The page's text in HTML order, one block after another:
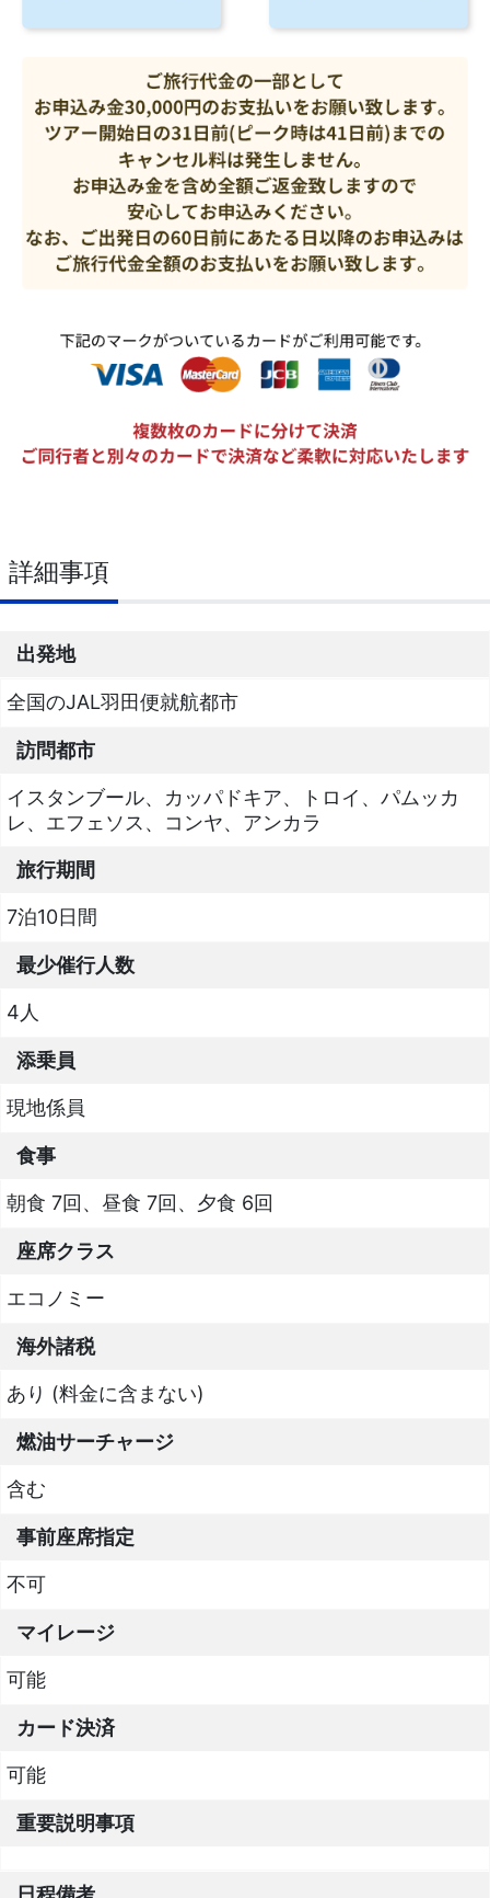
詳細事項
出発地
全国のJAL羽田便就航都市
訪問都市
イスタンブール、カッパドキア、トロイ、パムッカ
レ、エフェソス、コンヤ、アンカラ
旅行期間
7泊10日間
最少催行人数
4人
添乗員
現地係員
食事
朝食 7回、昼食 7回、夕食 6回
座席クラス
エコノミー
海外諸税
あり (料金に含まない)
燃油サーチャージ
含む
事前座席指定
不可
マイレージ
可能
カード決済
可能
重要説明事項